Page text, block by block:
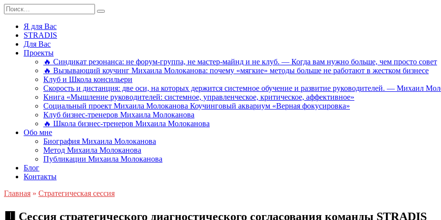
Перейти
к
содержанию
Search
for:
Я для Вас
STRADIS
Для Вас
Проекты
🔥 Синдикат резонанса: не форум-группа, не мастер-майнд и не клуб. — Когда вам нужно больше, чем просто совет
🔥 Вызывающий коучинг Михаила Молоканова: почему «мягкие» методы больше не работают в жестком бизнесе
Клуб и Школа консильери
Скорость и дистанция: две оси, на которых держится системное обучение и развитие руководителей. — Михаил
Книга «Мышление руководителей: системное, управленческое, критическое, аффективное»
Социальный проект Михаила Молоканова Коучинговый аквариум «Верная фокусировка»
Клуб бизнес-тренеров Михаила Молоканова
🔥 Школа бизнес-тренеров Михаила Молоканова
Обо мне
Биография Михаила Молоканова
Метод Михаила Молоканова
Публикации Михаила Молоканова
Блог
Контакты
Главная » Стратегическая сессия
🟥 Сессия стратегического диагностического согласования команды STRADIS